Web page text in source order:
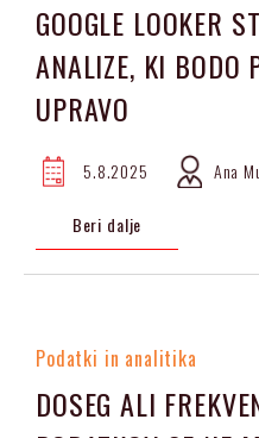
GOOGLE LOOKER
ANALIZE, KI BODO
UPRAVO
5.8.2025 Ana
Beri dalje
Podatki in analitika
DOSEG ALI